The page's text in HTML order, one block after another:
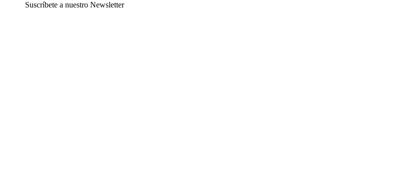
Suscríbete a nuestro Newsletter